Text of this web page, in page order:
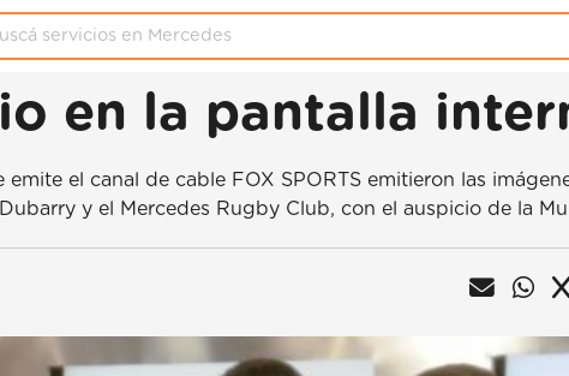
en la pantalla
el canal de cable FOX SPORTS emitieron las
y el Mercedes Rugby Club, con el auspicio de la